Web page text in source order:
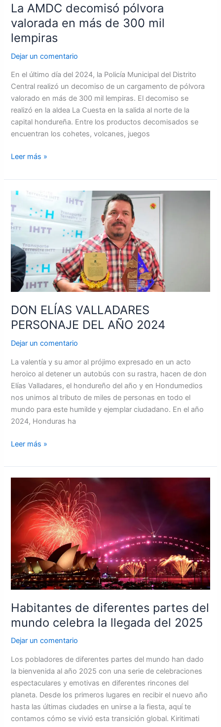
La AMDC decomisó pólvora
valorada en más de 300 mil
lempiras
Dejar un comentario
En el último día del 2024, la Policía Municipal del Distrito
Central realizó un decomiso de un cargamento de pólvora
valorado en más de 300 mil lempiras. El decomiso se
realizó en la aldea La Cuesta en la salida al norte de la
capital hondureña. Entre los productos decomisados se
encuentran los cohetes, volcanes, juegos
mil
lempiras
Leer más »
DON ELÍAS VALLADARES
PERSONAJE DEL AÑO 2024
Dejar un comentario
La valentía y su amor al prójimo expresado en un acto
heroico al detener un autobús con su rastra, hacen de don
Elías Valladares, el hondureño del año y en Hondumedios
nos unimos al tributo de miles de personas en todo el
mundo para este humilde y ejemplar ciudadano. En el año
2024, Honduras ha
DON
ELÍAS
VALLADARES
PERSONAJE
DEL
AÑO
2024
Leer más »
Habitantes de diferentes partes del
mundo celebra la llegada del 2025
Dejar un comentario
Los pobladores de diferentes partes del mundo han dado
la bienvenida al año 2025 con una serie de celebraciones
espectaculares y emotivas en diferentes rincones del
planeta. Desde los primeros lugares en recibir el nuevo año
hasta las últimas ciudades en unirse a la fiesta, aquí te
contamos cómo se vivió esta transición global. Kiritimati
Habitantes
diferentes
partes
del
mundo
celebra
la
llegada
del
2025